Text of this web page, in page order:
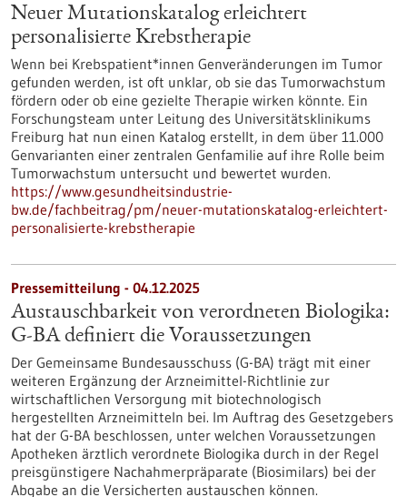
Neuer Mutationskatalog erleichtert
personalisierte Krebstherapie
Wenn bei Krebspatient*innen Genveränderungen im Tumor
gefunden werden, ist oft unklar, ob sie das Tumorwachstum
fördern oder ob eine gezielte Therapie wirken könnte. Ein
Forschungsteam unter Leitung des Universitätsklinikums
Freiburg hat nun einen Katalog erstellt, in dem über 11.000
Genvarianten einer zentralen Genfamilie auf ihre Rolle beim
Tumorwachstum untersucht und bewertet wurden.
https://www.gesundheitsindustrie-
bw.de/fachbeitrag/pm/neuer-mutationskatalog-erleichtert-
personalisierte-krebstherapie
Pressemitteilung - 04.12.2025
Austauschbarkeit von verordneten Biologika:
G-BA definiert die Voraussetzungen
Der Gemeinsame Bundesausschuss (G-BA) trägt mit einer
weiteren Ergänzung der Arzneimittel-Richtlinie zur
wirtschaftlichen Versorgung mit biotechnologisch
hergestellten Arzneimitteln bei. Im Auftrag des Gesetzgebers
hat der G-BA beschlossen, unter welchen Voraussetzungen
Apotheken ärztlich verordnete Biologika durch in der Regel
preisgünstigere Nachahmerpräparate (Biosimilars) bei der
Abgabe an die Versicherten austauschen können.